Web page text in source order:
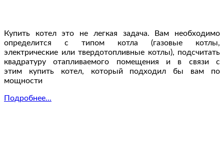
Купить котел это не легкая задача. Вам необходимо
определится с типом котла (газовые котлы,
электрические или твердотопливные котлы), подсчитать
квадратуру отапливаемого помещения и в связи с
этим купить котел, который подходил бы вам по
мощности
Подробнее...